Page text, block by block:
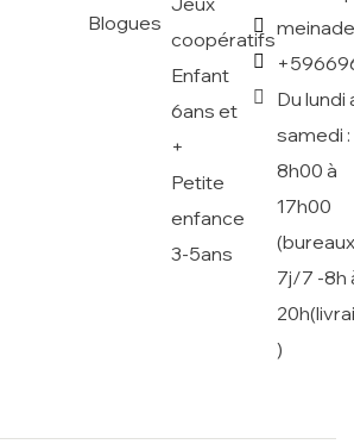
Blogues
coopératifs
Enfant
6ans et
+
Petite
enfance
3-5ans
Du lundi
samedi :
8h00 à
17h00
7j/7 -8h
)